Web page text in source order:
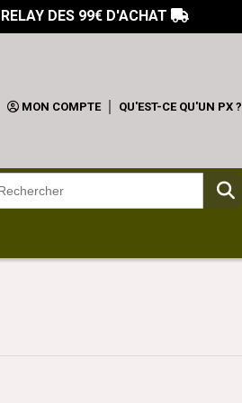
DES 99€ D'ACHAT 
MON COMPTE QU'EST-CE QU'UN PX ?